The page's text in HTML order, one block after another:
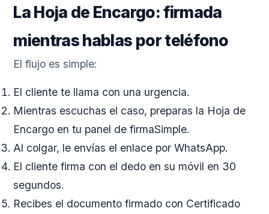
La Hoja de Encargo: firmada
mientras hablas por teléfono
El flujo es simple:
El cliente te llama con una urgencia.
Mientras escuchas el caso, preparas la Hoja de
Encargo en tu panel de firmaSimple.
Al colgar, le envías el enlace por WhatsApp.
El cliente firma con el dedo en su móvil en 30
segundos.
Recibes el documento firmado con Certificado